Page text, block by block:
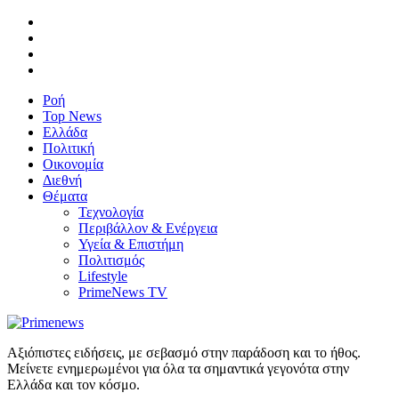
Ροή
Top News
Ελλάδα
Πολιτική
Οικονομία
Διεθνή
Θέματα
Τεχνολογία
Περιβάλλον & Ενέργεια
Υγεία & Επιστήμη
Πολιτισμός
Lifestyle
PrimeNews TV
Αξιόπιστες ειδήσεις, με σεβασμό στην παράδοση και το ήθος.
Μείνετε ενημερωμένοι για όλα τα σημαντικά γεγονότα στην
Ελλάδα και τον κόσμο.